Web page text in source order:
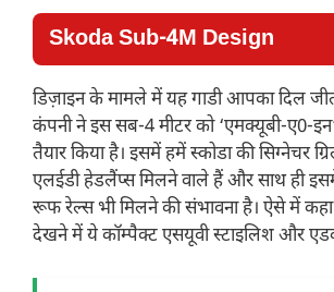
Skoda Sub-4M Design
डिज़ाइन के मामले में यह गाडी आपका दिल
कंपनी ने इस सब-4 मीटर को ‘एमक्यूबी-ए0-
तैयार किया है। इसमें हमें स्कोडा की सिग्नेचर
एलईडी हेडलैंप्स मिलने वाले हैं और साथ ही
रूफ रेल्स भी मिलने की संभावना है। ऐसे में
देखने में ये कॉम्पैक्ट एसयूवी स्टाइलिश और